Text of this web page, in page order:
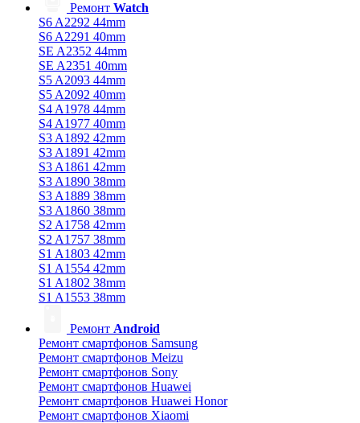
Ремонт Watch
S6 A2292 44mm
S6 A2291 40mm
SE A2352 44mm
SE A2351 40mm
S5 A2093 44mm
S5 A2092 40mm
S4 A1978 44mm
S4 A1977 40mm
S3 A1892 42mm
S3 A1891 42mm
S3 A1861 42mm
S3 A1890 38mm
S3 A1889 38mm
S3 A1860 38mm
S2 A1758 42mm
S2 A1757 38mm
S1 A1803 42mm
S1 A1554 42mm
S1 A1802 38mm
S1 A1553 38mm
Ремонт Android
Ремонт смартфонов Samsung
Ремонт смартфонов Meizu
Ремонт смартфонов Sony
Ремонт смартфонов Huawei
Ремонт смартфонов Huawei Honor
Ремонт смартфонов Xiaomi